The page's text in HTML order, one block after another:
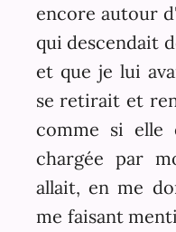
encore autour
qui descendait
et que je lui
se retirait et
comme si elle
chargée par
allait, en me
me faisant